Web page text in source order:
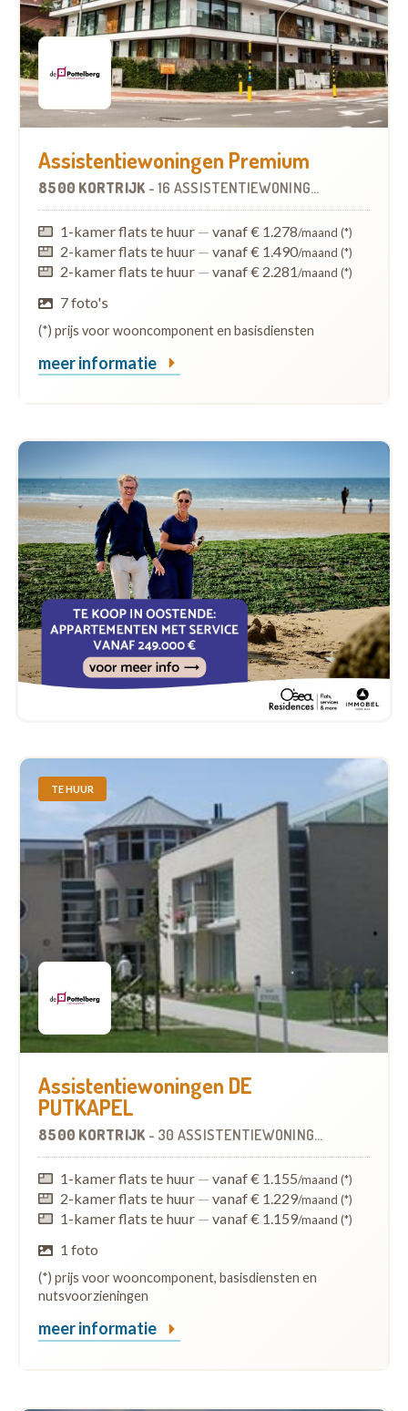
Assistentiewoningen Premium
8500 KORTRIJK - 16 ASSISTENTIEWONINGEN
1-kamer flats te huur — vanaf € 1.278/maand (*)
2-kamer flats te huur — vanaf € 1.490/maand (*)
2-kamer flats te huur — vanaf € 2.281/maand (*)
7 foto's
(*) prijs voor wooncomponent en basisdiensten
meer informatie
TE HUUR
Assistentiewoningen DE
PUTKAPEL
8500 KORTRIJK - 30 ASSISTENTIEWONINGEN
1-kamer flats te huur — vanaf € 1.155/maand (*)
2-kamer flats te huur — vanaf € 1.229/maand (*)
1-kamer flats te huur — vanaf € 1.159/maand (*)
1 foto
(*) prijs voor wooncomponent, basisdiensten en
nutsvoorzieningen
meer informatie